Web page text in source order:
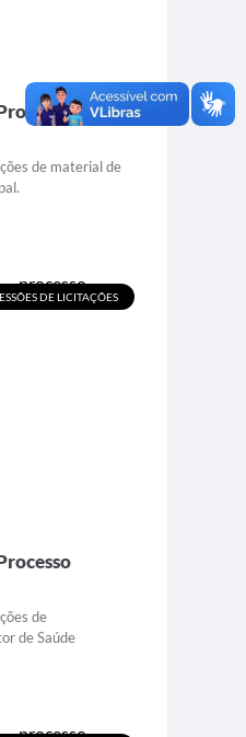
de material de
DE LICITAÇÕES
de
de Saúde